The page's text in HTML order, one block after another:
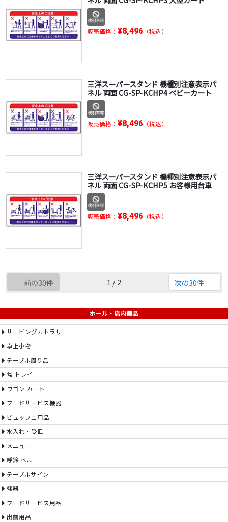
販売価格： ¥8,496（税込）
三洋スーパースタンド 機種別注意表示パ
ネル 両面 CG-SP-KCHP4 ベビーカート
販売価格： ¥8,496（税込）
三洋スーパースタンド 機種別注意表示パ
ネル 両面 CG-SP-KCHP5 お客様用台車
販売価格： ¥8,496（税込）
前の30件 1 / 2 次の30件
ホール・店内備品
サービングカトラリー
卓上小物
テーブル周り品
盆 トレイ
ワゴン カート
フードサービス機器
ビュッフェ用品
水入れ・受皿
メニュー
呼鈴 ベル
テーブルサイン
盛器
フードサービス用品
出前用品